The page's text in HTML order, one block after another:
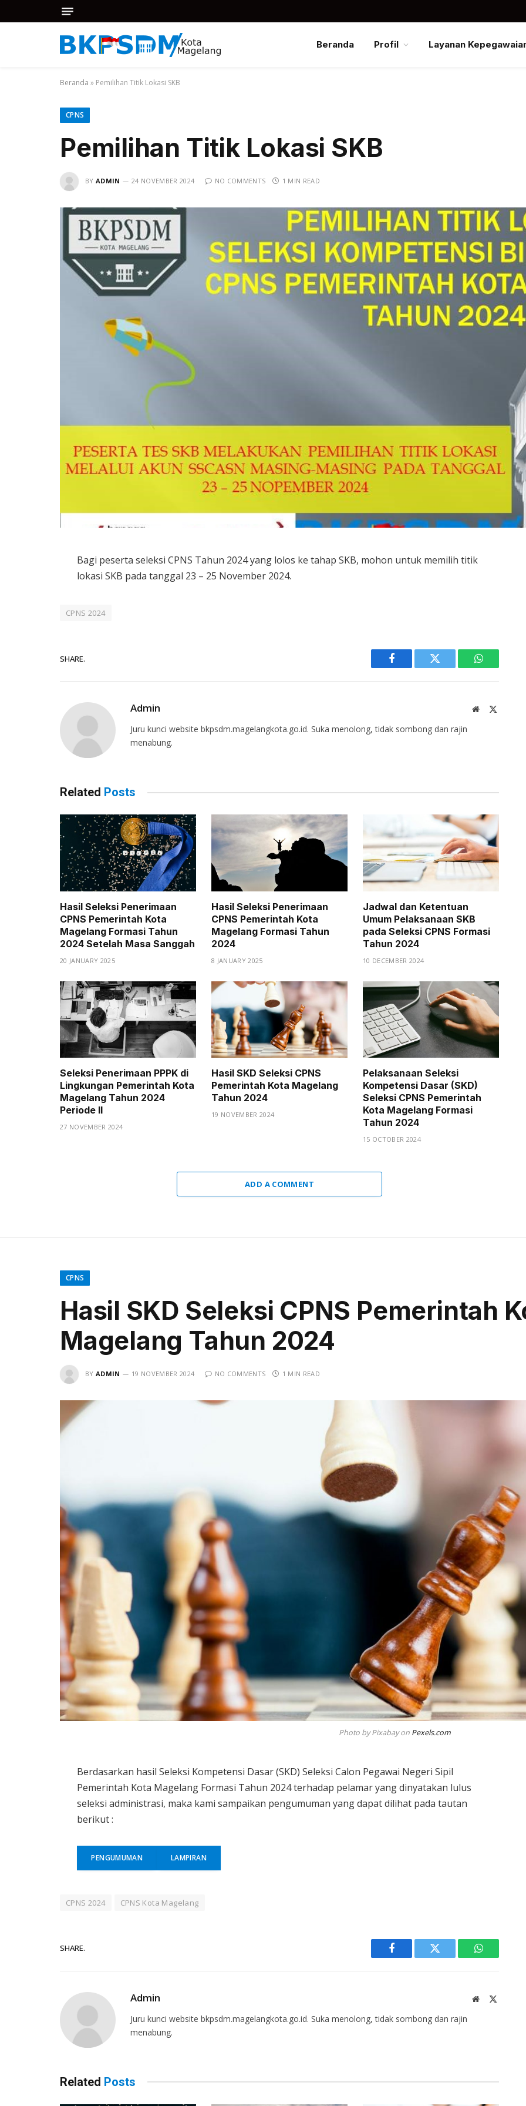
Beranda Profil Layanan
Beranda » Pemilihan Titik Lokasi SKB
CPNS
Pemilihan Titik Lokasi SKB
BY ADMIN 24 NOVEMBER 2024 NO COMMENTS 1 MIN READ
Bagi peserta seleksi CPNS Tahun 2024 yang lolos ke tahap SKB, mohon untuk memilih titik
lokasi SKB pada tanggal 23 – 25 November 2024.
CPNS 2024
SHARE.
Facebook Twitter WhatsApp
Admin Website
Juru kunci website bkpsdm.magelangkota.go.id. Suka menolong, tidak sombong dan rajin
menabung.
Related Posts
Hasil Seleksi Penerimaan
CPNS Pemerintah Kota
Magelang Formasi Tahun
2024 Setelah Masa Sanggah
20 JANUARY 2025
Hasil Seleksi Penerimaan
CPNS Pemerintah Kota
Magelang Formasi Tahun
2024
8 JANUARY 2025
Jadwal dan Ketentuan
Umum Pelaksanaan SKB
pada Seleksi CPNS Formasi
Tahun 2024
10 DECEMBER 2024
Seleksi Penerimaan PPPK di
Lingkungan Pemerintah Kota
Magelang Tahun 2024
Periode II
27 NOVEMBER 2024
Hasil SKD Seleksi CPNS
Pemerintah Kota Magelang
Tahun 2024
19 NOVEMBER 2024
Pelaksanaan Seleksi
Kompetensi Dasar (SKD)
Seleksi CPNS Pemerintah
Kota Magelang Formasi
Tahun 2024
15 OCTOBER 2024
ADD A COMMENT
CPNS
Hasil SKD Seleksi CPNS Pemerintah
Magelang Tahun 2024
BY ADMIN 19 NOVEMBER 2024 NO COMMENTS 1 MIN READ
Photo by Pixabay on Pexels.com
Berdasarkan hasil Seleksi Kompetensi Dasar (SKD) Seleksi Calon Pegawai Negeri Sipil
Pemerintah Kota Magelang Formasi Tahun 2024 terhadap pelamar yang dinyatakan lulus
seleksi administrasi, maka kami sampaikan pengumuman yang dapat dilihat pada tautan
berikut :
PENGUMUMAN LAMPIRAN
CPNS 2024 CPNS Kota Magelang
SHARE.
Facebook Twitter WhatsApp
Admin Website
Juru kunci website bkpsdm.magelangkota.go.id. Suka menolong, tidak sombong dan rajin
menabung.
Related Posts